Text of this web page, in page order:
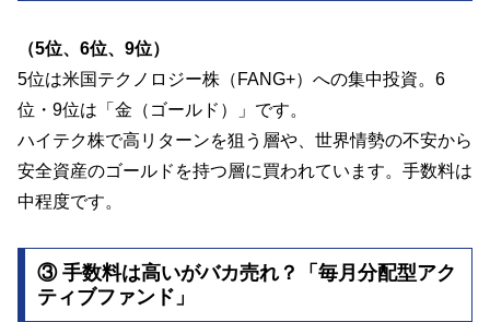
（5位、6位、9位）
5位は米国テクノロジー株（FANG+）への集中投資。6
位・9位は「金（ゴールド）」です。
ハイテク株で高リターンを狙う層や、世界情勢の不安から
安全資産のゴールドを持つ層に買われています。手数料は
中程度です。
③ 手数料は高いがバカ売れ？「毎月分配型アク
ティブファンド」